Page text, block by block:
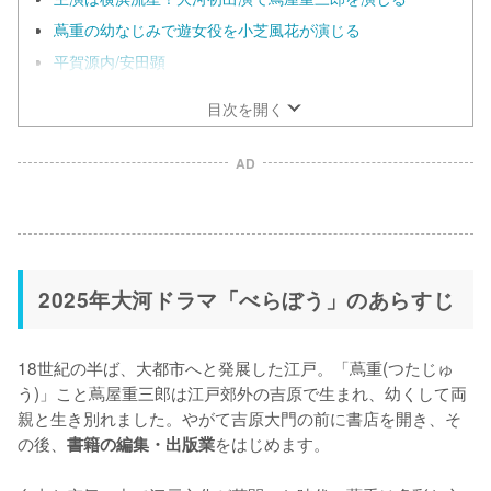
蔦重の幼なじみで遊女役を小芝風花が演じる
平賀源内/安田顕
目次を開く
AD
2025年大河ドラマ「べらぼう」のあらすじ
18世紀の半ば、大都市へと発展した江戸。「蔦重(つたじゅ
う)」こと蔦屋重三郎は江戸郊外の吉原で生まれ、幼くして両
親と生き別れました。やがて吉原大門の前に書店を開き、そ
の後、 書籍の編集・出版業をはじめます。